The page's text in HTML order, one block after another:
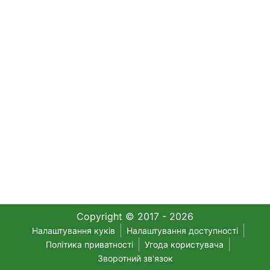
Copyright © 2017 - 2026
Налаштування куків
Налаштування доступності
Політика приватності
Угода користувача
Зворотний зв'язок